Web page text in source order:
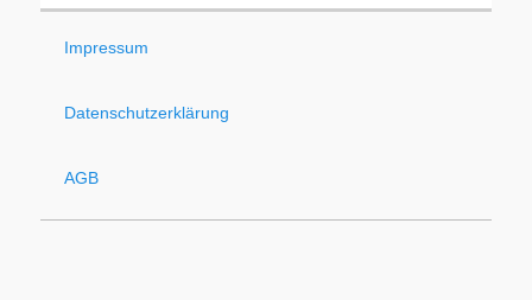
Impressum
Datenschutzerklärung
AGB